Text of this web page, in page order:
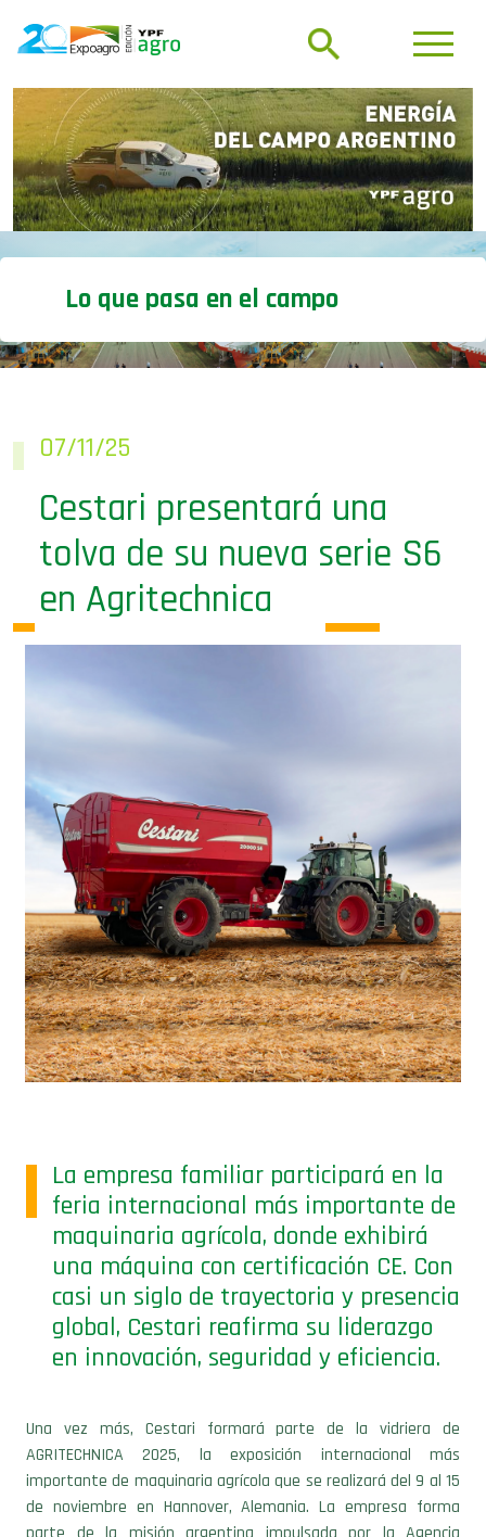
Lo que pasa en el campo
tolva de su nueva serie S6
en Agritechnica
feria internacional más importante de
maquinaria agrícola, donde exhibirá
una máquina con certificación CE. Con
casi un siglo de trayectoria y presencia
global, Cestari reafirma su liderazgo
en innovación, seguridad y eficiencia.
AGRITECHNICA 2025, la exposición internacional más
importante de maquinaria agrícola que se realizará del 9 al 15
de noviembre en Hannover, Alemania. La empresa forma
parte de la misión argentina impulsada por la Agencia
Argentina de Inversiones y Comercio Internacional (AAICI) y